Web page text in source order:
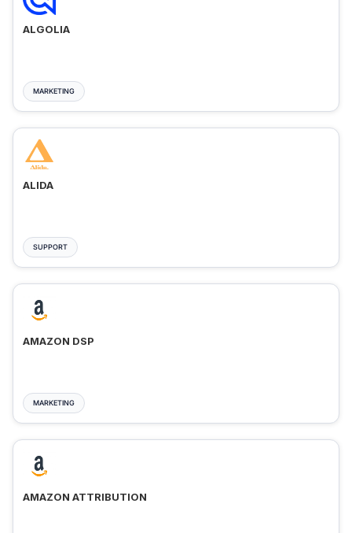
ALGOLIA
MARKETING
ALIDA
SUPPORT
AMAZON DSP
MARKETING
AMAZON ATTRIBUTION